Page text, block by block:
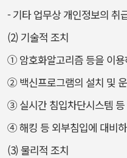
- 기타 업무상 개인정보의 취
(2) 기술적 조치
① 암호화알고리즘 등을 이용
② 백신프로그램의 설치 및
③ 실시간 침입차단시스템 등
④ 해킹 등 외부침입에 대비
(3) 물리적 조치